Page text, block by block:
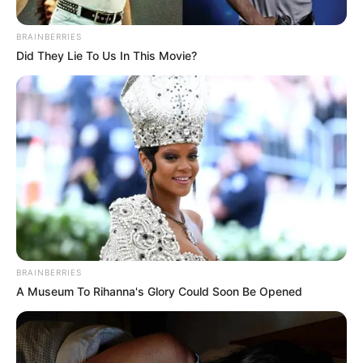
Alcaldía de Bogotá
Empleo en Bogotá
Por:Sophia Salamanca Gómez
Julio 6, 2025
BRAINBERRIES
Did They Lie To Us In This Movie?
BRAINBERRIES
A Museum To Rihanna's Glory Could Soon Be Opened